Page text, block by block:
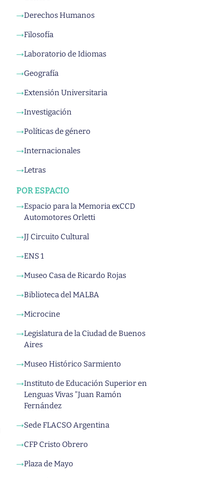
→Derechos Humanos
→Filosofía
→Laboratorio de Idiomas
→Geografía
→Extensión Universitaria
→Investigación
→Políticas de género
→Internacionales
→Letras
POR ESPACIO
→Espacio para la Memoria exCCD
Automotores Orletti
→JJ Circuito Cultural
→ENS 1
→Museo Casa de Ricardo Rojas
→Biblioteca del MALBA
→Microcine
→Legislatura de la Ciudad de Buenos
Aires
→Museo Histórico Sarmiento
→Instituto de Educación Superior en
Lenguas Vivas "Juan Ramón
Fernández
→Sede FLACSO Argentina
→CFP Cristo Obrero
→Plaza de Mayo